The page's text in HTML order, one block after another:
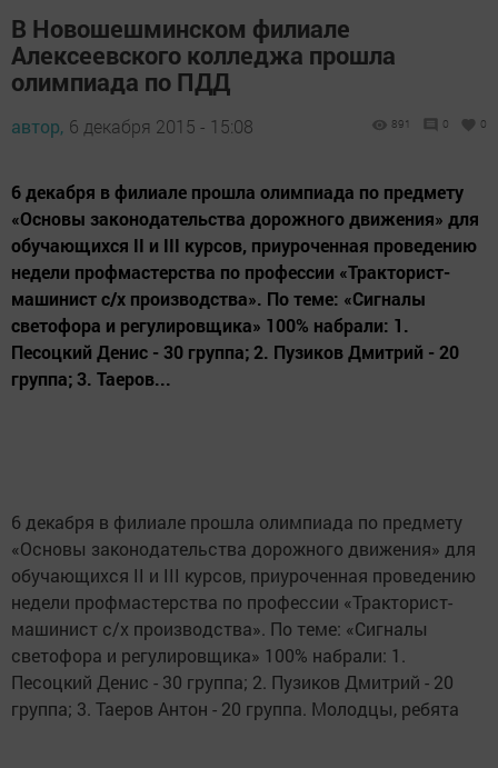
В Новошешминском филиале
Алексеевского колледжа прошла
олимпиада по ПДД
автор, 6 декабря 2015 - 15:08 891 0 0
6 декабря в филиале прошла олимпиада по предмету
«Основы законодательства дорожного движения» для
обучающихся II и III курсов, приуроченная проведению
недели профмастерства по профессии «Тракторист-
машинист с/х производства». По теме: «Сигналы
светофора и регулировщика» 100% набрали: 1.
Песоцкий Денис - 30 группа; 2. Пузиков Дмитрий - 20
группа; 3. Таеров...
6 декабря в филиале прошла олимпиада по предмету
«Основы законодательства дорожного движения» для
обучающихся II и III курсов, приуроченная проведению
недели профмастерства по профессии «Тракторист-
машинист с/х производства». По теме: «Сигналы
светофора и регулировщика» 100% набрали: 1.
Песоцкий Денис - 30 группа; 2. Пузиков Дмитрий - 20
группа; 3. Таеров Антон - 20 группа. Молодцы, ребята